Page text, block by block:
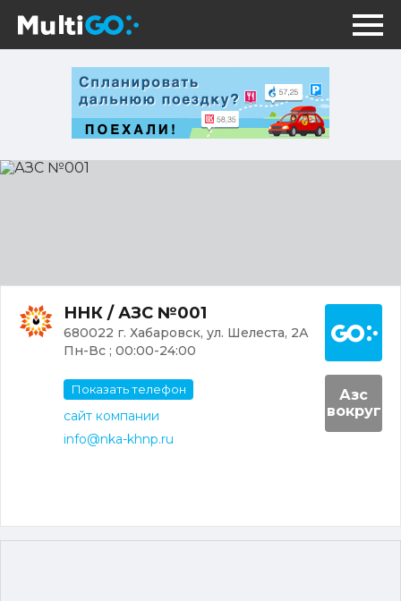
АЗС
ННК / АЗС №001
680022 г. Хабаровск, ул. Шелеста, 2А
Пн-Вс ; 00:00-24:00
Показать телефон
сайт компании
info@nka-khnp.ru
Азс
вокруг